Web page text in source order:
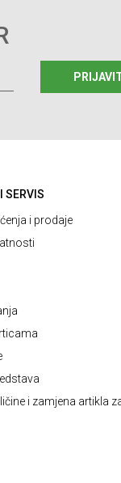
SERVIS
i prodaje
i zamjena artikla